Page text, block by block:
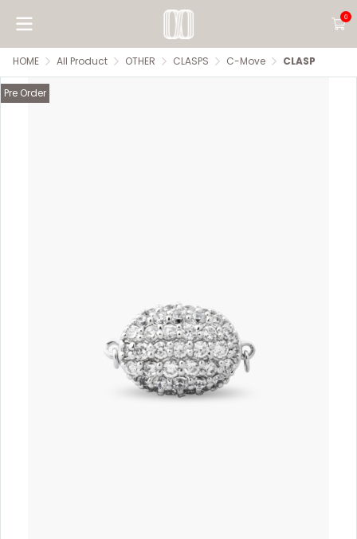
0
HOME All Product OTHER CLASPS C-Move CLASP
Pre Order